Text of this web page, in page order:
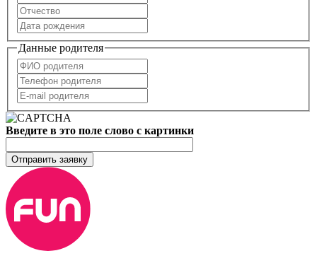
Данные родителя
Введите в это поле слово с картинки
Отправить заявку